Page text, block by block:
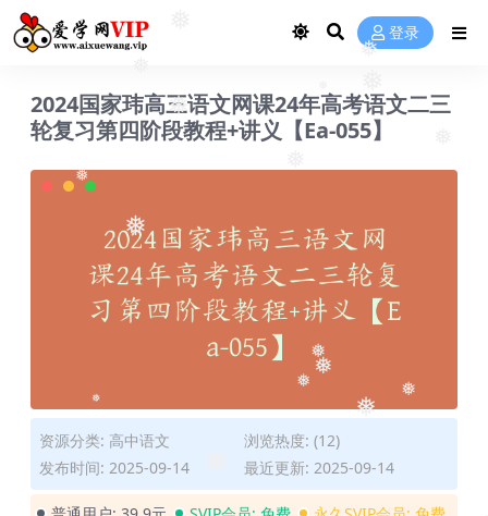
❅
❅
❅
❅
❅
❅
❅
❅
❅ ❅
❅
❅
❅
登录
2024国家玮高三语文网课24年高考语文二三
轮复习第四阶段教程+讲义【Ea-055】
资源分类: 高中语文
浏览热度: (12)
发布时间: 2025-09-14
最近更新: 2025-09-14